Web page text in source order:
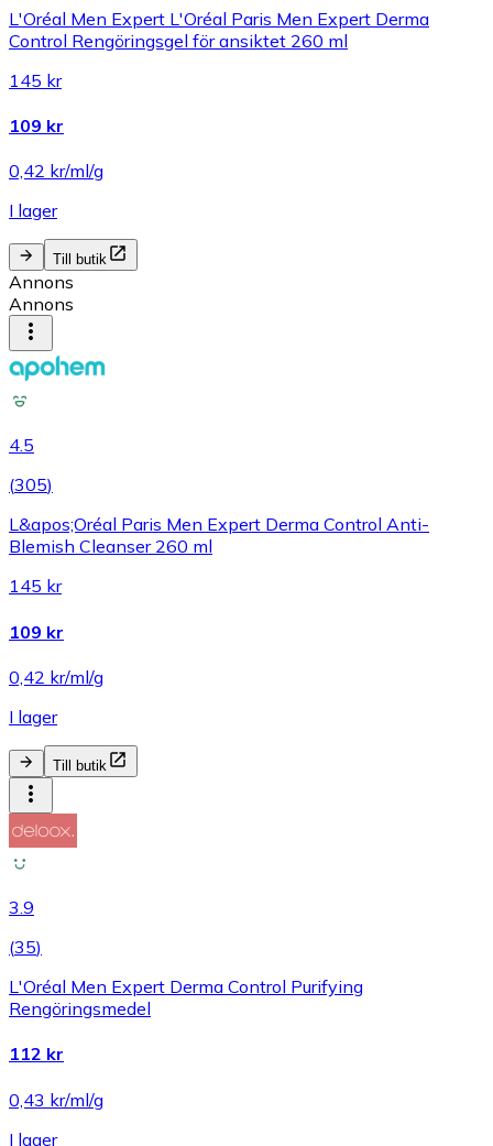
L'Oréal Men Expert L'Oréal Paris Men Expert Derma
Control Rengöringsgel för ansiktet 260 ml
145 kr
109 kr
0,42 kr/ml/g
I lager
Till butik
Annons
Annons
4.5
(305)
L&apos;Oréal Paris Men Expert Derma Control Anti-
Blemish Cleanser 260 ml
145 kr
109 kr
0,42 kr/ml/g
I lager
Till butik
3.9
(35)
L'Oréal Men Expert Derma Control Purifying
Rengöringsmedel
112 kr
0,43 kr/ml/g
I lager